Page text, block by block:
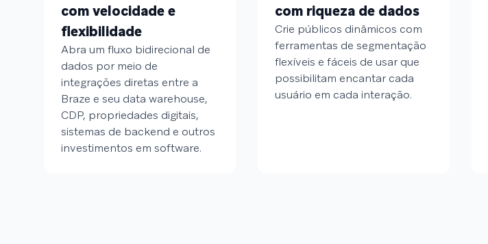
com velocidade e
flexibilidade
Abra um fluxo bidirecional de
dados por meio de
integrações diretas entre a
Braze e seu data warehouse,
CDP, propriedades digitais,
sistemas de backend e outros
investimentos em software.
com riqueza de dados
Crie públicos dinâmicos com
ferramentas de segmentação
flexíveis e fáceis de usar que
possibilitam encantar cada
usuário em cada interação.